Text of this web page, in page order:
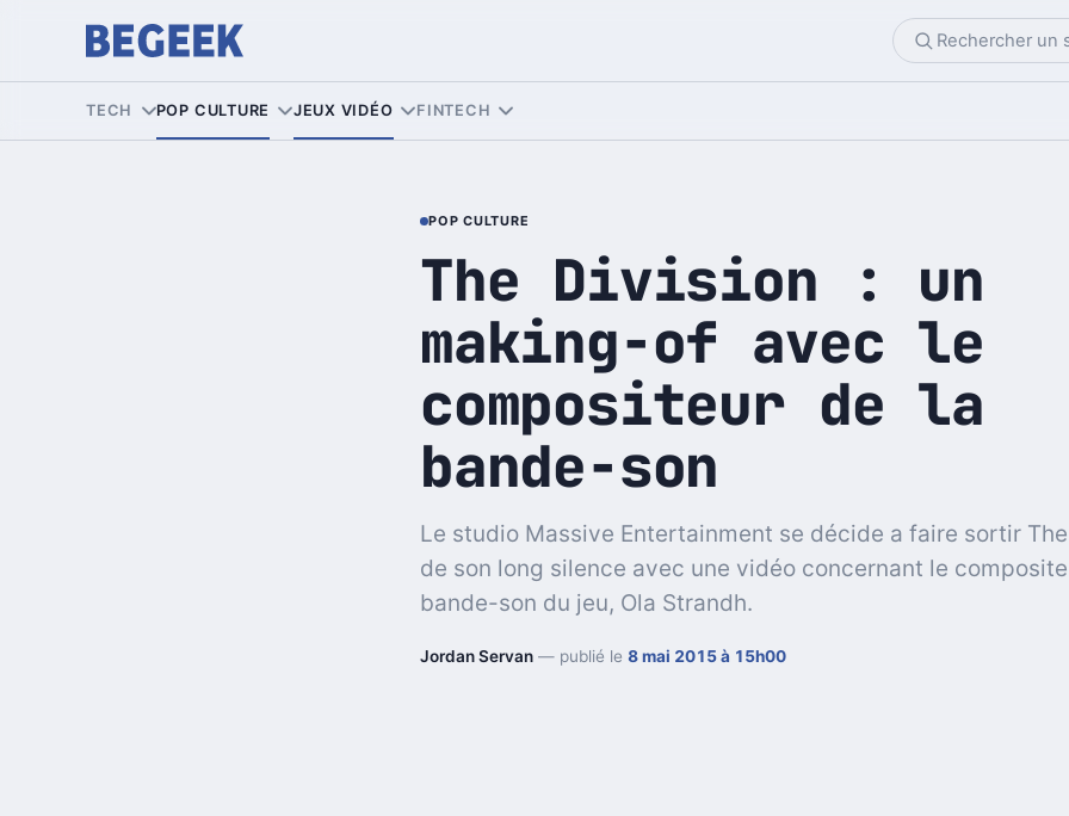
TECH POP CULTURE JEUX VIDÉO FINTECH
POP CULTURE
The Division : un
making-of avec le
compositeur de la
bande-son
Le studio Massive Entertainment se décide a faire sortir
de son long silence avec une vidéo concernant le
bande-son du jeu, Ola Strandh.
Jordan Servan — publié le 8 mai 2015 à 15h00